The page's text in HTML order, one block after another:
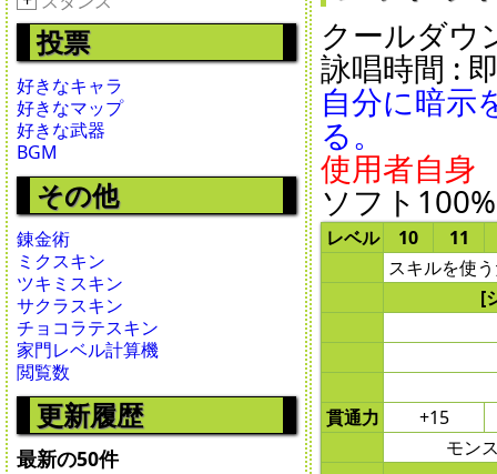
投票
好きなキャラ
好きなマップ
好きな武器
BGM
その他
錬金術
ミクスキン
ツキミスキン
サクラスキン
チョコラテスキン
家門レベル計算機
閲覧数
更新履歴
最新の50件
クールダウ
詠唱時間 :
自分に暗示
る。
使用者自身
ソフト
レベル 10
11
スキルを使
[
貫通力
+15
モン